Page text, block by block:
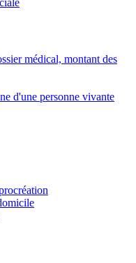
médical, montant des
d'une personne vivante